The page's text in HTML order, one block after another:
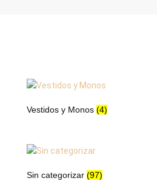
Vestidos y Monos (4)
Sin categorizar (97)